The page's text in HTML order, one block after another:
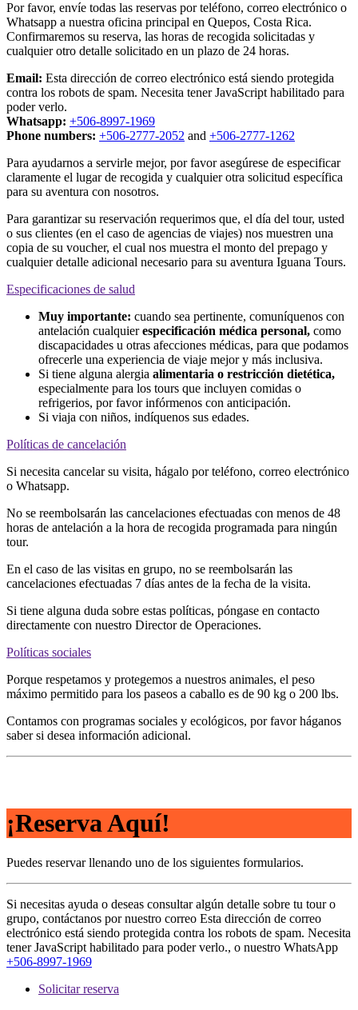
Por favor, envíe todas las reservas por teléfono, correo electrónico o
Whatsapp a nuestra oficina principal en Quepos, Costa Rica.
Confirmaremos su reserva, las horas de recogida solicitadas y
cualquier otro detalle solicitado en un plazo de 24 horas.
Email: Esta dirección de correo electrónico está siendo protegida
contra los robots de spam. Necesita tener JavaScript habilitado para
poder verlo.
Whatsapp: +506-8997-1969
Phone numbers: +506-2777-2052 and +506-2777-1262
Para ayudarnos a servirle mejor, por favor asegúrese de especificar
claramente el lugar de recogida y cualquier otra solicitud específica
para su aventura con nosotros.
Para garantizar su reservación requerimos que, el día del tour, usted
o sus clientes (en el caso de agencias de viajes) nos muestren una
copia de su voucher, el cual nos muestra el monto del prepago y
cualquier detalle adicional necesario para su aventura Iguana Tours.
Especificaciones de salud
Muy importante: cuando sea pertinente, comuníquenos con
antelación cualquierespecificación médica personal, como
discapacidades u otras afecciones médicas, para que podamos
ofrecerle una experiencia de viaje mejor y más inclusiva.
Si tiene alguna alergia alimentaria o restricción dietética,
especialmente para los tours que incluyen comidas o
refrigerios, por favor infórmenos con anticipación.
Si viaja con niños, indíquenos sus edades.
Políticas de cancelación
Si necesita cancelar su visita, hágalo por teléfono, correo electrónico
o Whatsapp.
No se reembolsarán las cancelaciones efectuadas con menos de 48
horas de antelación a la hora de recogida programada para ningún
tour.
En el caso de las visitas en grupo, no se reembolsarán las
cancelaciones efectuadas 7 días antes de la fecha de la visita.
Si tiene alguna duda sobre estas políticas, póngase en contacto
directamente con nuestro Director de Operaciones.
Políticas sociales
Porque respetamos y protegemos a nuestros animales, el peso
máximo permitido para los paseos a caballo es de 90 kg o 200 lbs.
Contamos con programas sociales y ecológicos, por favor háganos
saber si desea información adicional.
¡Reserva Aquí!
Puedes reservar llenando uno de los siguientes formularios.
Si necesitas ayuda o deseas consultar algún detalle sobre tu tour o
grupo, contáctanos por nuestro correo Esta dirección de correo
electrónico está siendo protegida contra los robots de spam. Necesita
tener JavaScript habilitado para poder verlo., o nuestro WhatsApp
+506-8997-1969
Solicitar reserva